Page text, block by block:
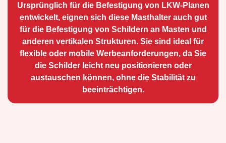
Ursprünglich für die Be­festigung von LKW-Planen
entwickelt, eignen sich diese Masthalter auch gut
für die Befestigung von Schildern an Masten und
anderen vertikalen Strukturen. Sie sind ideal für
flexible oder mobile Werbean­forderungen, da Sie
die Schilder leicht neu positio­nieren oder
austauschen können, ohne die Stabilität zu
beeinträchtigen.